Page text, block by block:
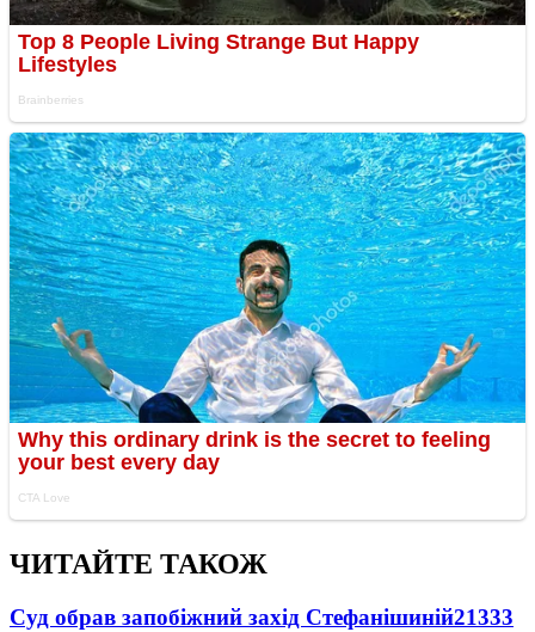
ЧИТАЙТЕ ТАКОЖ
Суд обрав запобіжний захід Стефанішиній21333